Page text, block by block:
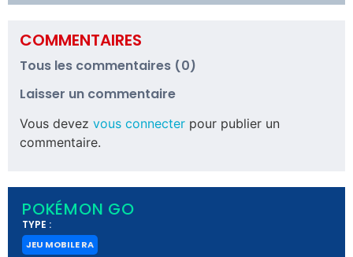
COMMENTAIRES
Tous les commentaires (0)
Laisser un commentaire
Vous devez vous connecter pour publier un
commentaire.
POKÉMON GO
TYPE :
JEU MOBILE RA